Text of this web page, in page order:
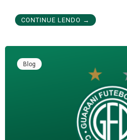
CONTINUE LENDO →
Blog